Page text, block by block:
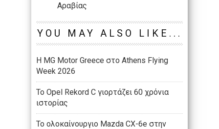
Αραβίας
YOU MAY ALSO LIKE...
Η MG Motor Greece στο Athens Flying
Week 2026
Το Opel Rekord C γιορτάζει 60 χρόνια
ιστορίας
Το ολοκαίνουργιο Mazda CX-6e στην